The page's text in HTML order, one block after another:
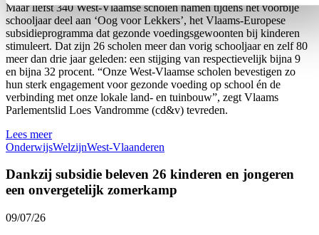
Maar liefst 340 West-Vlaamse scholen namen tijdens het voorbije
schooljaar deel aan ‘Oog voor Lekkers’, het Vlaams-Europese
subsidieprogramma dat gezonde voedingsgewoonten bij kinderen
stimuleert. Dat zijn 26 scholen meer dan vorig schooljaar en zelf 80
meer dan drie jaar geleden: een stijging van respectievelijk bijna 9
en bijna 32 procent. “Onze West-Vlaamse scholen bevestigen zo
hun sterk engagement voor gezonde voeding op school én de
verbinding met onze lokale land- en tuinbouw”, zegt Vlaams
Parlementslid Loes Vandromme (cd&v) tevreden.
Lees meer
OnderwijsWelzijnWest-Vlaanderen
Dankzij subsidie beleven 26 kinderen en jongeren
een onvergetelijk zomerkamp
09/07/26